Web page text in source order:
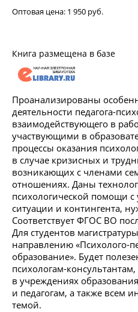
Оптовая цена: 1 950 руб.
Книга размещена в базе
Проанализированы
деятельности педагога-
взаимодействующего в
участвующими в
процессы оказания
в случае кризисных и
возникающих с членами
отношениях. Даны
психологической помощи с
ситуации и контингента,
Соответствует ФГОС ВО
Для студентов
направлению «Психолого-
образование». Будет
психологам-
в учреждениях
и педагогам, а также всем
темой.